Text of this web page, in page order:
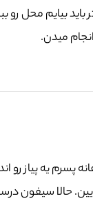
بیایم محل رو
میدن.
پسرم یه پیاز رو
حالا سیفون